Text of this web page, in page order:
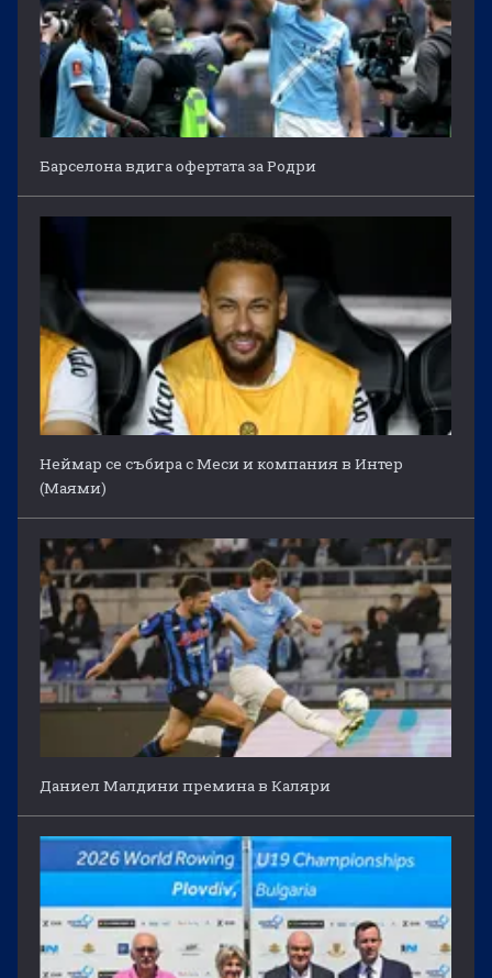
Барселона вдига офертата за Родри
Неймар се събира с Меси и компания в Интер
(Маями)
Даниел Малдини премина в Каляри